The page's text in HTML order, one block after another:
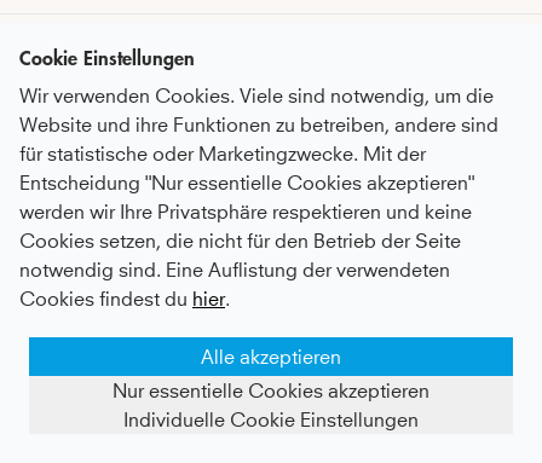
entgegennehmen können.
Telefonische Unterstützung und Beratung unter:
+49 (0)821 319 499 12
Mo - Do
9:00 - 16:00 Uhr
9:00 - 15:00 Uhr
oder auch gerne per E-Mail an
kundenservice@sportkind.de
Kundenservice
FAQ - Häufige Fragen
Serviceversprechen
Pflegeempfehlungen
Zahlung & Versand
Umtausch & Rückgabe
After Sale Service
MEMBER Programm
Informationen
Über Uns
Nachhaltigkeit
Karriere
Botschafter:in werden
Content-Creator werden
Geschenkkarten kaufen
Newsletter
Abonniere unseren Newsletter
bevor du
zum Checkout gehst
und erhalte
regelmäßige Informationen über
Als Dankeschön erhältst du einen 10%-
Gutschein für deine Bestellung*
Zahlungsmethoden
Datenschutz Widerrufsbelehrung Impressum
Vertrag widerrufen
Cookie Einstellungen
Wir verwenden Cookies. Viele sind notwendig, um die
Website und ihre Funktionen zu betreiben, andere sind
für statistische oder Marketingzwecke. Mit der
Entscheidung "Nur essentielle Cookies akzeptieren"
werden wir Ihre Privatsphäre respektieren und keine
Cookies setzen, die nicht für den Betrieb der Seite
notwendig sind. Eine Auflistung der verwendeten
Cookies findest du hier.
Alle akzeptieren
Nur essentielle Cookies akzeptieren
Individuelle Cookie Einstellungen